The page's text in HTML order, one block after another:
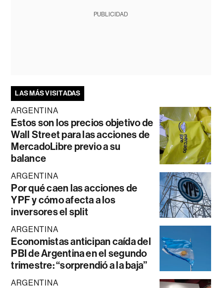
PUBLICIDAD
LAS MÁS VISITADAS
ARGENTINA
Estos son los precios objetivo de
Wall Street para las acciones de
MercadoLibre previo a su
balance
ARGENTINA
Por qué caen las acciones de
YPF y cómo afecta a los
inversores el split
ARGENTINA
Economistas anticipan caída del
PBI de Argentina en el segundo
trimestre: “sorprendió a la baja”
ARGENTINA